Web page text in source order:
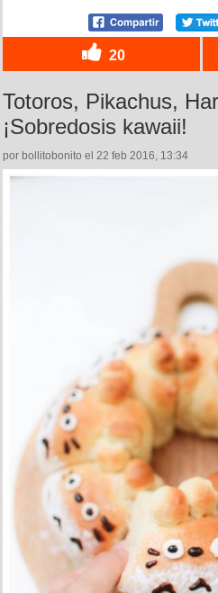
20
Totoros, Pikachus,
¡Sobredosis kawaii!
por bollitobonito el 22 feb 2016, 13:34